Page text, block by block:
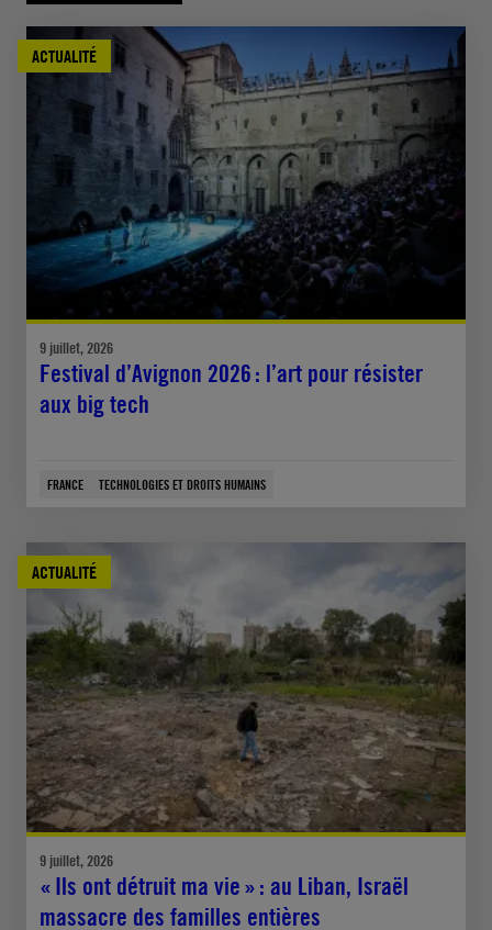
ACTUALITÉ
9 juillet, 2026
Festival d’Avignon 2026 : l’art pour résister
aux big tech
FRANCE TECHNOLOGIES ET DROITS HUMAINS
ACTUALITÉ
9 juillet, 2026
« Ils ont détruit ma vie » : au Liban, Israël
massacre des familles entières